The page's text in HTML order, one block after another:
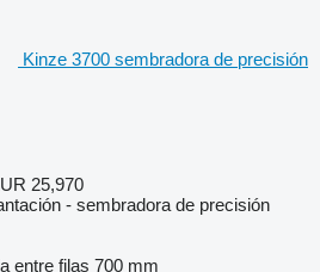
Kinze 3700 sembradora de precisión
25,970
- sembradora de precisión
entre filas 700 mm